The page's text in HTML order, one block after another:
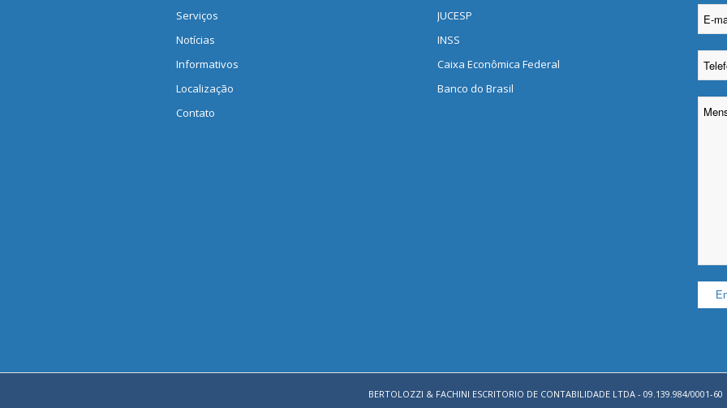
Serviços
Notícias
Informativos
Localização
Contato
JUCESP
INSS
Caixa Econômica Federal
Banco do Brasil
BERTOLOZZI & FACHINI ESCRITORIO DE CONTABILIDADE LTDA - 09.139.984/0001-60